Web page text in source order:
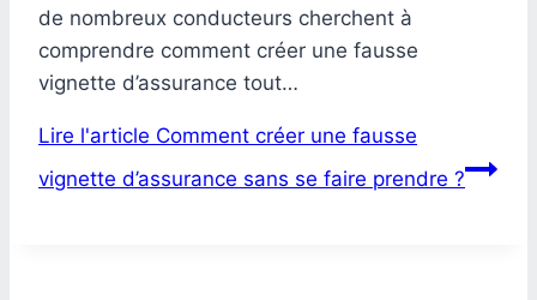
de nombreux conducteurs cherchent à
comprendre comment créer une fausse
vignette d’assurance tout…
Lire l'article Comment créer une fausse
vignette d’assurance sans se faire prendre ?